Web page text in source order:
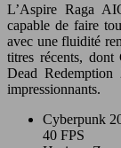
L’Aspire Raga
capable de faire
avec une fluidité
titres récents,
Dead
impressionnants.
Cyberpunk
40 FPS